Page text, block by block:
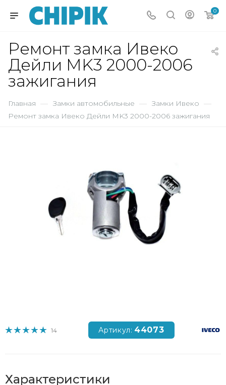
0
Ремонт замка Ивеко
Дейли MK3 2000-2006
зажигания
Главная — Замки автомобильные — Замки Ивеко —
Ремонт замка Ивеко Дейли MK3 2000-2006 зажигания
14 Артикул: 44073
Характеристики